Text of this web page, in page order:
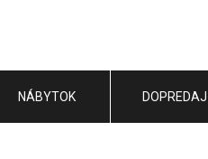
NÁBYTOK DOPREDAJ